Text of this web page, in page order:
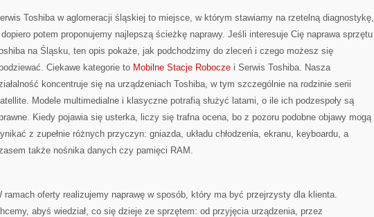
Toshiba w aglomeracji śląskiej to miejsce, w którym stawiamy na rzetelną diagnostykę,
potem proponujemy najlepszą ścieżkę naprawy. Jeśli interesuje Cię naprawa sprzętu
na Śląsku, ten opis pokaże, jak podchodzimy do zleceń i czego możesz się
Ciekawe kategorie to Mobilne Stacje Robocze i Serwis Toshiba. Nasza
koncentruje się na urządzeniach Toshiba, w tym szczególnie na rodzinie serii
Modele multimedialne i klasyczne potrafią służyć latami, o ile ich podzespoły są
Kiedy pojawia się usterka, liczy się trafna ocena, bo z pozoru podobne objawy mogą
z zupełnie różnych przyczyn: gniazda, układu chłodzenia, ekranu, keyboardu, a
także nośnika danych czy pamięci RAM.
ramach oferty realizujemy naprawę w sposób, który ma być przejrzysty dla klienta.
abyś wiedział, co się dzieje ze sprzętem: od przyjęcia urządzenia, przez